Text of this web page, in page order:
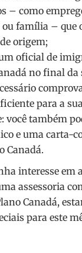
– como
família – que
origem;
oficial de
no final da
para a
você também
e uma carta-
Canadá.
interesse em
assessoria
Canadá,
para este